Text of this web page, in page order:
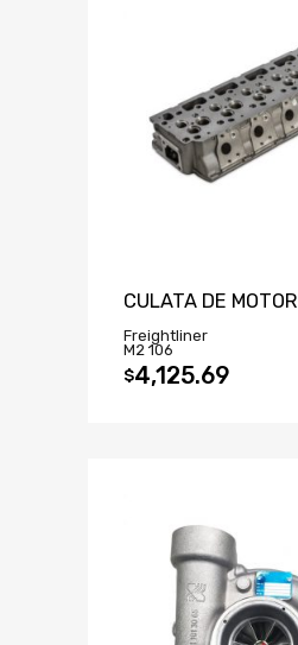
CULATA DE MOTOR
Freightliner
M2 106
$4,125.69